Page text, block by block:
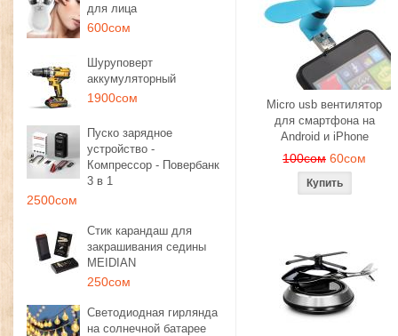
для лица
600сом
Шуруповерт
аккумуляторный
1900сом
Пуско зарядное
устройство -
Компрессор - Повербанк
3 в 1
2500сом
Стик карандаш для
закрашивания седины
MEIDIAN
250сом
Светодиодная гирлянда
на солнечной батарее
Micro usb вентилятор
для смартфона на
Android и iPhone
100сом 60сом